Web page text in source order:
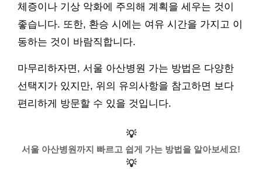
체증이나 기상 악화에 주의해 계획을 세우는 것이
좋습니다. 또한, 환승 시에는 여유 시간을 가지고 이
동하는 것이 바람직합니다.
마무리하자면, 서울 아산병원 가는 방법은 다양한
선택지가 있지만, 위의 유의사항을 참고하면 보다
편리하게 방문할 수 있을 것입니다.
💡
서울 아산병원까지 빠르고 쉽게 가는 방법을 알아보세요!
💡